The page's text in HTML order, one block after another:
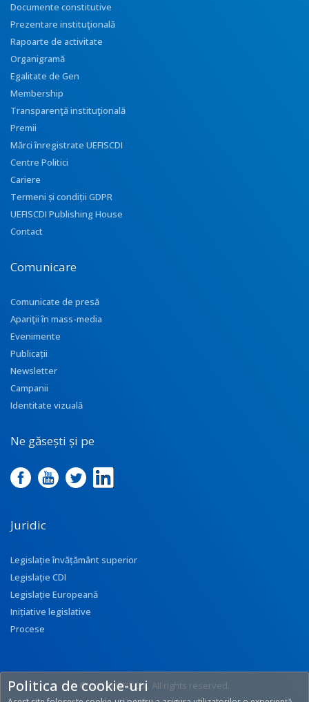
Documente constitutive
Prezentare instituţională
Rapoarte de activitate
Organigramă
Egalitate de Gen
Membership
Transparenţă instituţională
Premii
Mărci înregistrate UEFISCDI
Centre Politici
Cariere
Termeni și condiții GDPR
UEFISCDI Publishing House
Contact
Comunicare
Comunicate de presă
Apariţii în mass-media
Evenimente
Publicații
Newsletter
Campanii
Identitate vizuală
Ne găsești și pe
Juridic
Legislație învățământ superior
Legislație CDI
Legislație Europeană
Inițiative legislative
Procese
© 2017 UEFISCDI. All rights reserved.
Politica de cookie-uri